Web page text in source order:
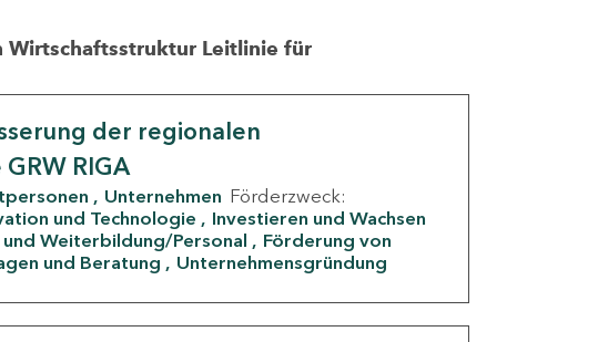
Wirtschaftsstruktur Leitlinie für
der regionalen
RIGA
Unternehmen Förderzweck:
und Technologie
Investieren und Wachsen
Weiterbildung/Personal
Förderung von
und Beratung Unternehmensgründung